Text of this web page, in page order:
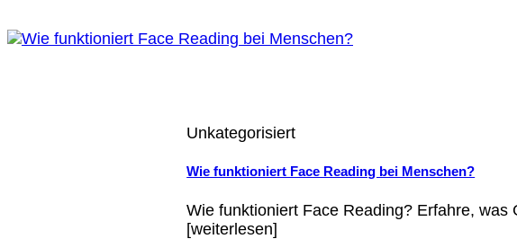
Unkategorisiert
Wie funktioniert Face Reading bei Menschen?
Wie funktioniert Face Reading? Erfahre,
[weiterlesen]